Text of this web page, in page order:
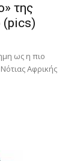
της
(pics)
ως η πιο
Αφρικής